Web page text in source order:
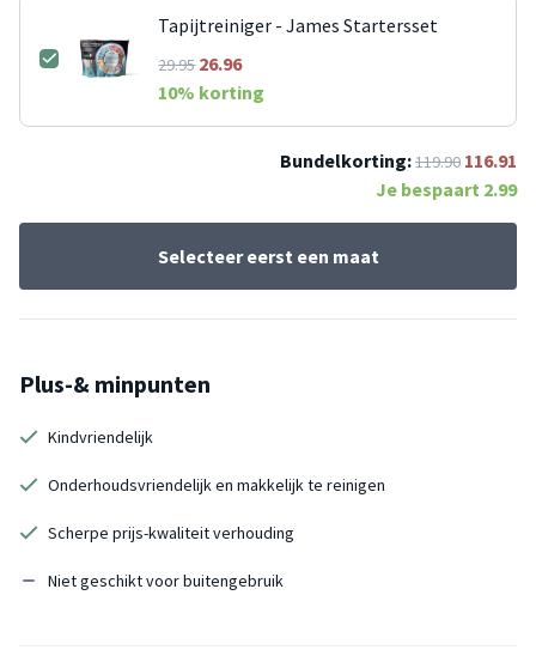
Tapijtreiniger - James Startersset
29.9526.96
10% korting
Bundelkorting:119.90 116.91
Je bespaart 2.99
Selecteer eerst een maat
Plus-& minpunten
Kindvriendelijk
Onderhoudsvriendelijk en makkelijk te reinigen
Scherpe prijs-kwaliteit verhouding
Niet geschikt voor buitengebruik